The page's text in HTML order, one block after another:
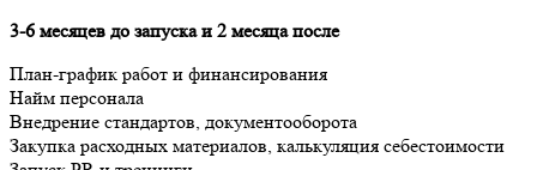
3-6 месяцев до запуска и 2 месяца после
План-график работ и финансирования
Найм персонала
Внедрение стандартов, документооборота
Закупка расходных материалов, калькуляция себестоимости